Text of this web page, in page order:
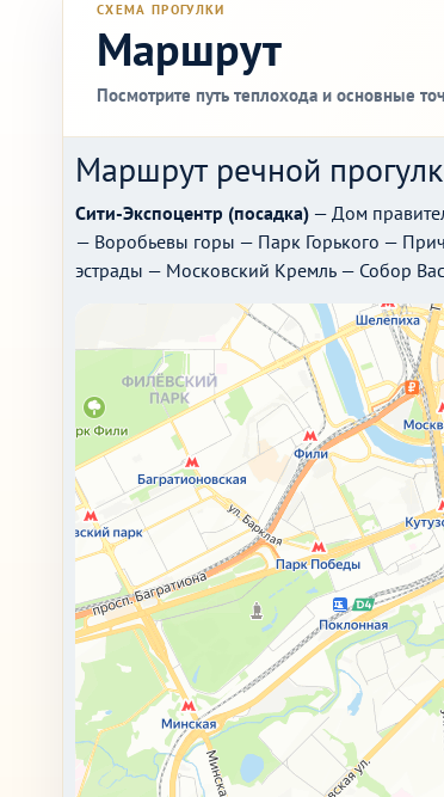
СХЕМА ПРОГУЛКИ
Маршрут
Посмотрите путь теплохода и основные
Маршрут речной
Сити-Экспоцентр (посадка) — Дом
— Воробьевы горы — Парк Горького —
эстрады — Московский Кремль — Собор